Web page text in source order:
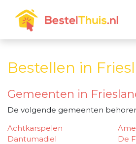
Bestellen in
Gemeenten in
De volgende gemeenten
Achtkarspelen
Dantumadiel
De